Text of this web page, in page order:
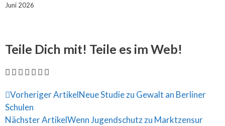
Juni 2026
Teile Dich mit! Teile es im Web!
Vorheriger ArtikelNeue Studie zu Gewalt an Berliner
Schulen
Nächster ArtikelWenn Jugendschutz zu Marktzensur